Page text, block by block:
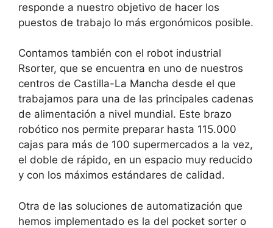
responde a nuestro objetivo de hacer los
puestos de trabajo lo más ergonómicos posible.
Contamos también con el robot industrial
Rsorter, que se encuentra en uno de nuestros
centros de Castilla-La Mancha desde el que
trabajamos para una de las principales cadenas
de alimentación a nivel mundial. Este brazo
robótico nos permite preparar hasta 115.000
cajas para más de 100 supermercados a la vez,
el doble de rápido, en un espacio muy reducido
y con los máximos estándares de calidad.
Otra de las soluciones de automatización que
hemos implementado es la del pocket sorter o